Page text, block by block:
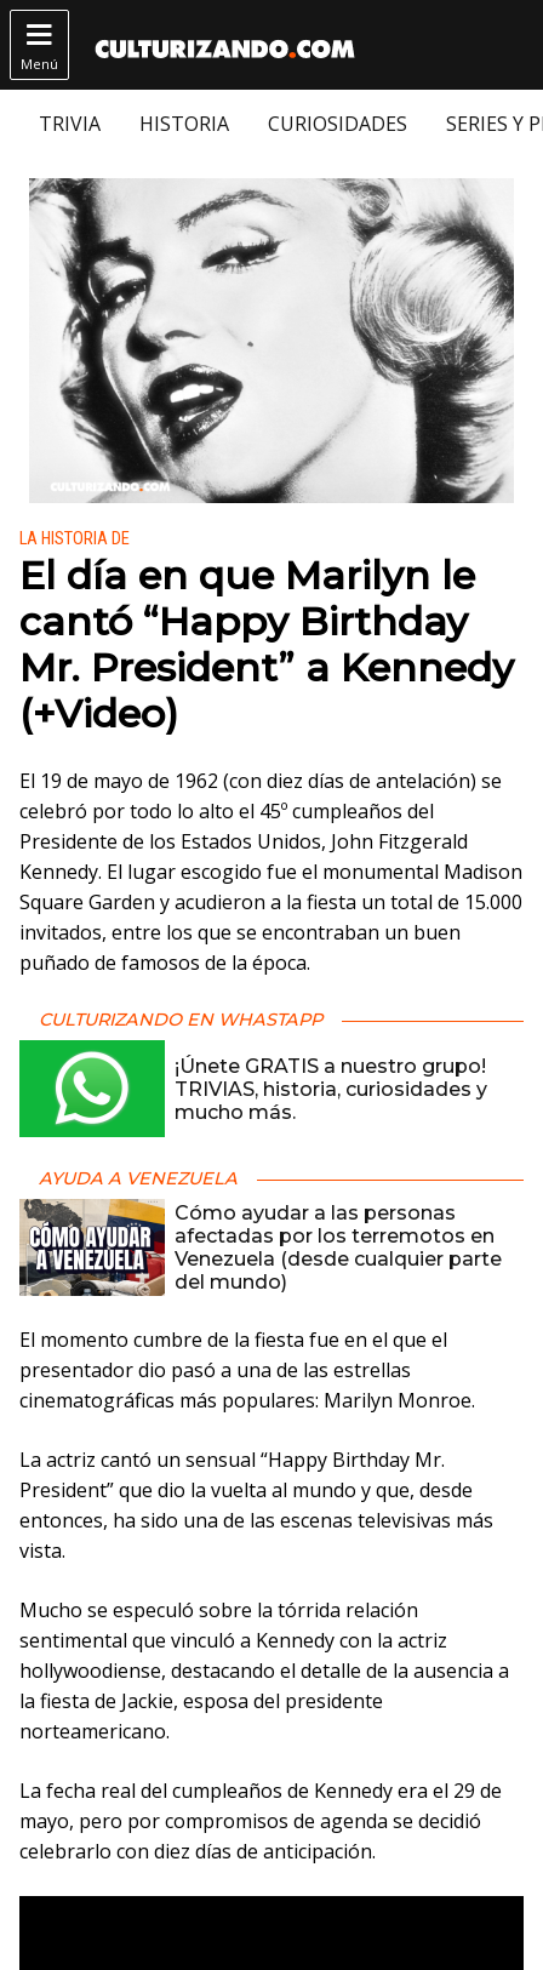

Menú
TRIVIA HISTORIA CURIOSIDADES SERIES Y
Publicado en:
LA HISTORIA DE
El día en que Marilyn le
cantó “Happy Birthday
Mr. President” a Kennedy
(+Video)
El 19 de mayo de 1962 (con diez días de antelación) se
celebró por todo lo alto el 45º cumpleaños del
Presidente de los Estados Unidos, John Fitzgerald
Kennedy. El lugar escogido fue el monumental Madison
Square Garden y acudieron a la fiesta un total de 15.000
invitados, entre los que se encontraban un buen
puñado de famosos de la época.
CULTURIZANDO EN WHASTAPP
¡Únete GRATIS a nuestro grupo!
TRIVIAS, historia, curiosidades y
mucho más.
AYUDA A VENEZUELA
Cómo ayudar a las personas
afectadas por los terremotos en
Venezuela (desde cualquier parte
del mundo)
El momento cumbre de la fiesta fue en el que el
presentador dio pasó a una de las estrellas
cinematográficas más populares: Marilyn Monroe.
La actriz cantó un sensual “Happy Birthday Mr.
President” que dio la vuelta al mundo y que, desde
entonces, ha sido una de las escenas televisivas más
vista.
Mucho se especuló sobre la tórrida relación
sentimental que vinculó a Kennedy con la actriz
hollywoodiense, destacando el detalle de la ausencia a
la fiesta de Jackie, esposa del presidente
norteamericano.
La fecha real del cumpleaños de Kennedy era el 29 de
mayo, pero por compromisos de agenda se decidió
celebrarlo con diez días de anticipación.